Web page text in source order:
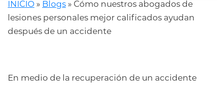
INICIO » Blogs » Cómo nuestros abogados de
lesiones personales mejor calificados ayudan
después de un accidente
En medio de la recuperación de un accidente